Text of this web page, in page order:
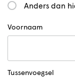
Anders dan
Voornaam
Tussenvoegsel